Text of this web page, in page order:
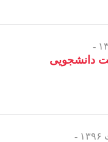
دانشجویی